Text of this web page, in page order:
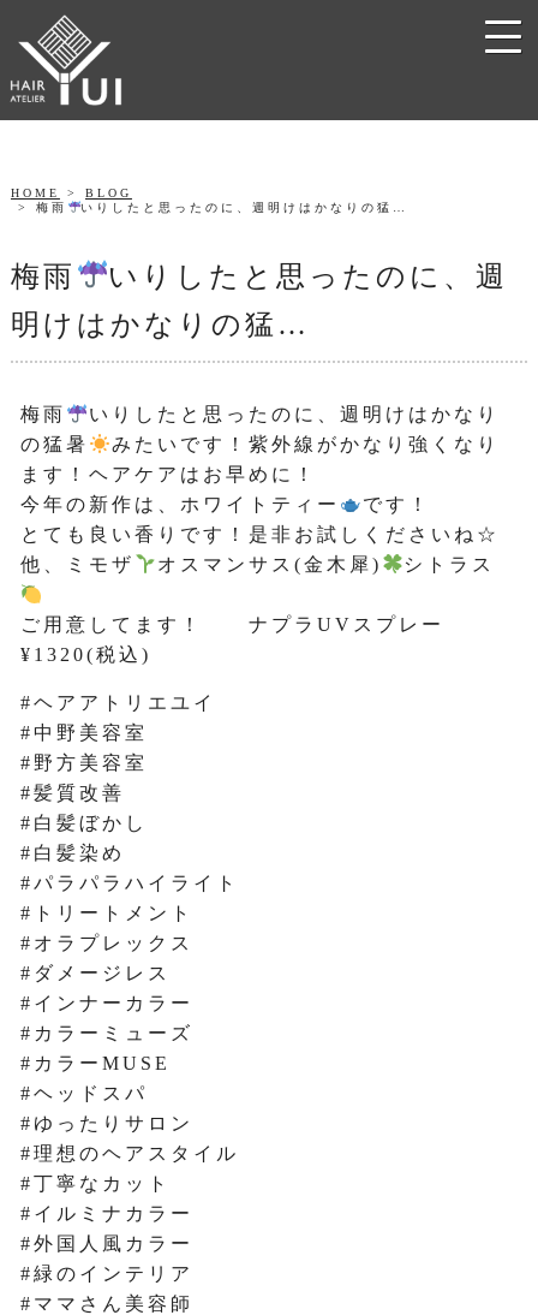
HOME
BLOG
梅雨
いりしたと思ったのに、週明けはかなりの猛…
梅雨
いりしたと思ったのに、週
明けはかなりの猛…
梅雨
いりしたと思ったのに、週明けはかなり
の猛暑
みたいです！紫外線がかなり強くなり
ます！ヘアケアはお早めに！
今年の新作は、ホワイトティー
です！
とても良い香りです！是非お試しくださいね☆
他、ミモザ
オスマンサス(金木犀) シトラス
ご用意してます！ ナプラUVスプレー
¥1320(税込)
#ヘアアトリエユイ
#中野美容室
#野方美容室
#髪質改善
#白髪ぼかし
#白髪染め
#パラパラハイライト
#トリートメント
#オラプレックス
#ダメージレス
#インナーカラー
#カラーミューズ
#カラーMUSE
#ヘッドスパ
#ゆったりサロン
#理想のヘアスタイル
#丁寧なカット
#イルミナカラー
#外国人風カラー
#緑のインテリア
#ママさん美容師